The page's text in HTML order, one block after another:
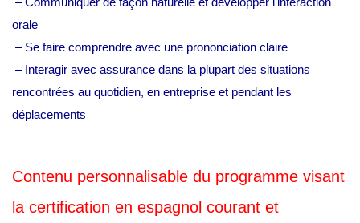
orale
– Se faire comprendre avec une prononciation claire
– Interagir avec assurance dans la plupart des situations
rencontrées au quotidien, en entreprise et pendant les
déplacements
Contenu personnalisable du programme visant
la certification en espagnol courant et